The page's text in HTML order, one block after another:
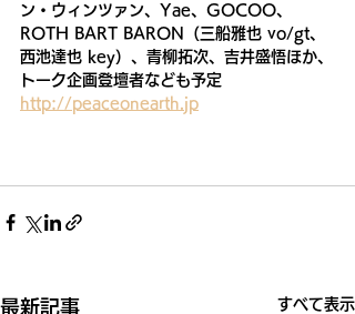
ン・ウィンツァン、Yae、GOCOO、
ROTH BART BARON（三船雅也 vo/gt、
西池達也 key）、青柳拓次、吉井盛悟ほか、
トーク企画登壇者なども予定
http://peaceonearth.jp
最新記事 すべて表示